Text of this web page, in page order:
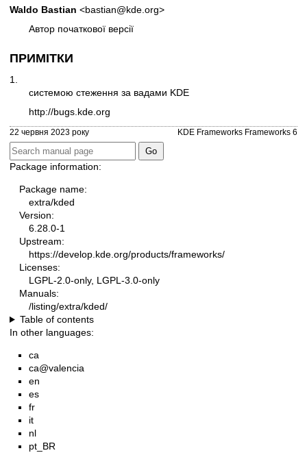
Waldo Bastian <bastian@kde.org>
Автор початкової версії
ПРИМІТКИ
1.
системою стеження за вадами KDE
http://bugs.kde.org
22 червня 2023 року KDE Frameworks Frameworks 6
Package information:
Package name:
extra/kded
Version:
6.28.0-1
Upstream:
https://develop.kde.org/products/frameworks/
Licenses:
LGPL-2.0-only, LGPL-3.0-only
Manuals:
/listing/extra/kded/
Table of contents
In other languages:
ca
ca@valencia
en
es
fr
it
nl
pt_BR